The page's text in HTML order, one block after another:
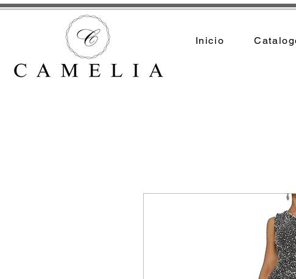
Inicio